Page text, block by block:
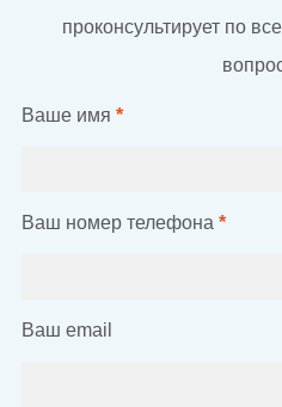
проконсультирует по
Ваше имя *
Ваш номер телефона *
Ваш email